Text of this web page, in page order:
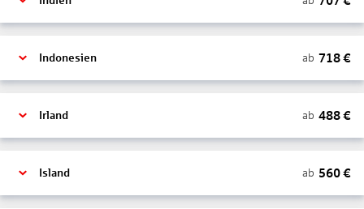
Indonesien ab 718€
Irland ab 488€
Island ab 560€